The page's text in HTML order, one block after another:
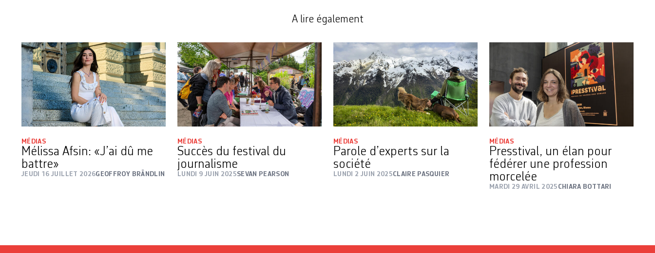
A lire également
MÉDIAS
Mélissa Afsin: «J’ai dû me
battre»
JEUDI 16 JUILLET 2026GEOFFROY BRÄNDLIN
MÉDIAS
Succès du festival du
journalisme
LUNDI 9 JUIN 2025SEVAN PEARSON
MÉDIAS
Parole d’experts sur la
société
LUNDI 2 JUIN 2025CLAIRE PASQUIER
MÉDIAS
Presstival, un élan pour
fédérer une profession
morcelée
MARDI 29 AVRIL 2025 CHIARA BOTTARI